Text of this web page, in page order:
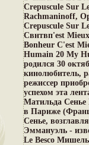
Crepuscule Sur
Rachmaninoff,
Crepuscule Sur
Cвнтвп'est
Bonheur C'est
Humain 20 My
родился 30
кинолюбитель,
режиссер
успехом эта
Матильда Сенье
в Париже
Сенье,
Эммануэль -
Le Besco